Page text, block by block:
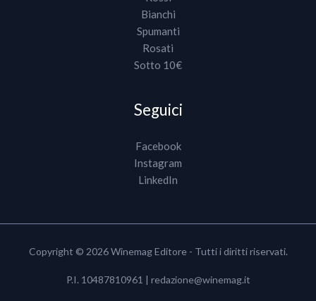
Bianchi
Spumanti
Rosati
Sotto 10€
Seguici
Facebook
Instagram
LinkedIn
Copyright © 2026 Winemag Editore - Tutti i diritti riservati.
P.I. 10487810961 | redazione@winemag.it